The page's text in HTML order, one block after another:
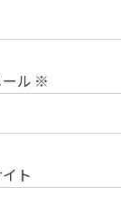
ール ※
ト